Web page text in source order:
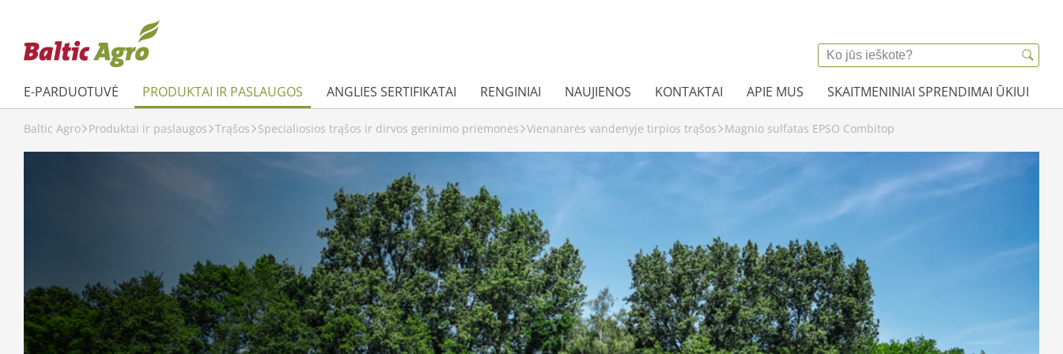
E-PARDUOTUVĖ PRODUKTAI IR PASLAUGOS ANGLIES SERTIFIKATAI RENGINIAI NAUJIENOS KONTAKTAI APIE MUS SKAITMENINIAI SPRENDIMAI ŪKIUI
Baltic Agro Produktai ir paslaugos Trąšos Specialiosios trąšos ir dirvos gerinimo priemonės Vienanarės vandenyje tirpios trąšos Magnio sulfatas EPSO Combitop